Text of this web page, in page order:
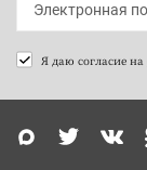
Я даю согласие на